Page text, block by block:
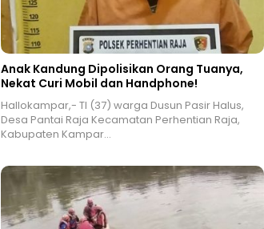
Anak Kandung Dipolisikan Orang Tuanya,
Nekat Curi Mobil dan Handphone!
Hallokampar,- TI (37) warga Dusun Pasir Halus,
Desa Pantai Raja Kecamatan Perhentian Raja,
Kabupaten Kampar…